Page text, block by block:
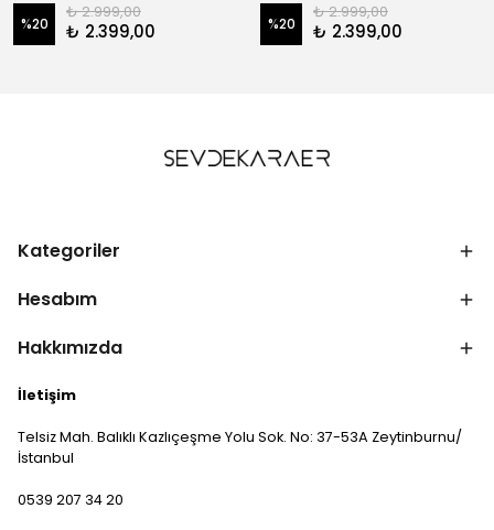
%20
₺ 2.999,00
₺ 2.399,00 %20
₺ 2.999,00
₺ 2.399,00
Kategoriler
Hesabım
Hakkımızda
İletişim
Telsiz Mah. Balıklı Kazlıçeşme Yolu Sok. No: 37-53A Zeytinburnu/
İstanbul
0539 207 34 20